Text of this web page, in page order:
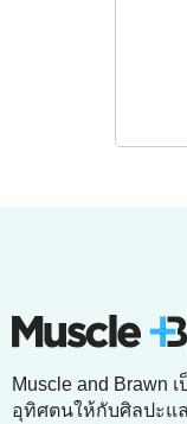
Muscle and Brawn
อุทิศตนให้กับศิลปะแ